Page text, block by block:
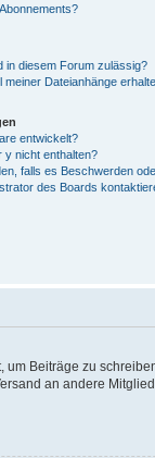
in diesem Forum zulässig?
meiner Dateianhänge
entwickelt?
y nicht enthalten?
falls es Beschwerden
des Boards
Beiträge zu
an andere